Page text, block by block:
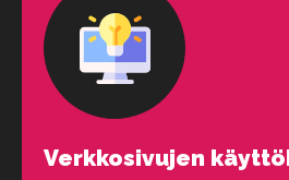
Verkkosivujen